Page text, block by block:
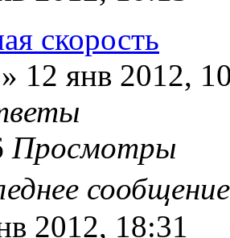
скорость
» 12 янв 2012,
Просмотры
2012, 18:31